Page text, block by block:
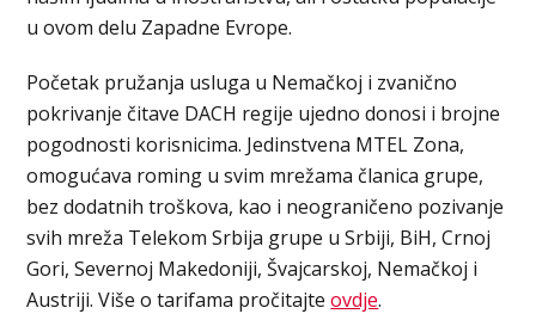
u ovom delu Zapadne Evrope.
Početak pružanja usluga u Nemačkoj i zvanično
pokrivanje čitave DACH regije ujedno donosi i brojne
pogodnosti korisnicima. Jedinstvena MTEL Zona,
omogućava roming u svim mrežama članica grupe,
bez dodatnih troškova, kao i neograničeno pozivanje
svih mreža Telekom Srbija grupe u Srbiji, BiH, Crnoj
Gori, Severnoj Makedoniji, Švajcarskoj, Nemačkoj i
Austriji. Više o tarifama pročitajteovdje.